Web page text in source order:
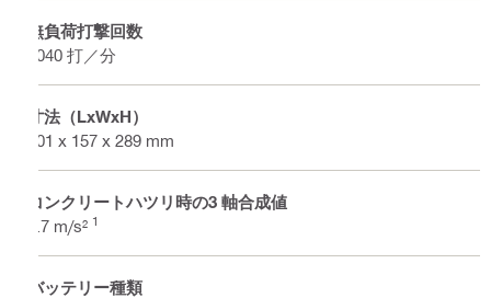
無負荷打撃回数
2040 打／分
寸法（LxWxH）
801 x 157 x 289 mm
コンクリートハツリ時の3 軸合成値
4.7 m/s² 1
バッテリー種類